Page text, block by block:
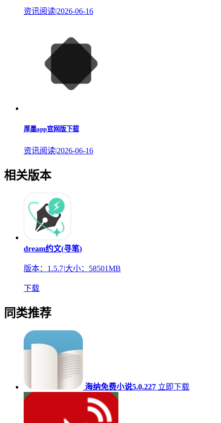
资讯阅读|2026-06-16
厚墨app官网版下载
资讯阅读|2026-06-16
相关版本
dream约文(寻笔)
版本：1.5.7|大小：58501MB
下载
同类推荐
海纳免费小说5.0.227 立即下载